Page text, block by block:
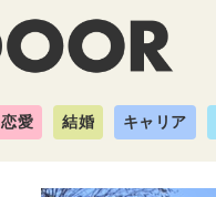
恋愛 結婚 キャリア